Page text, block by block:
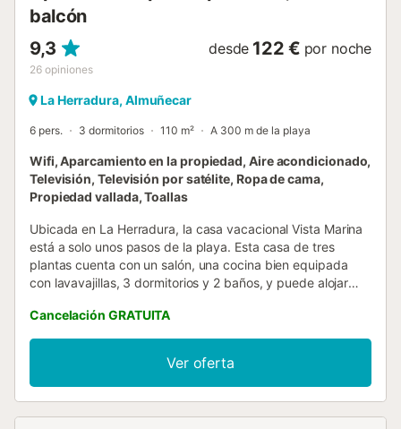
balcón
9,3
26 opiniones
desde 122 € por noche
La Herradura, Almuñecar
6 pers. 3 dormitorios 110 m² A 300 m de la playa
Wifi, Aparcamiento en la propiedad, Aire acondicionado,
Televisión, Televisión por satélite, Ropa de cama,
Propiedad vallada, Toallas
Ubicada en La Herradura, la casa vacacional Vista Marina
está a solo unos pasos de la playa. Esta casa de tres
plantas cuenta con un salón, una cocina bien equipada
con lavavajillas, 3 dormitorios y 2 baños, y puede alojar
incluyen Wi-Fi (apto para videollamadas), aire
acondicionado, lavadora y televisión. Bajo petición, hay
cuna y trona disponibles. El punto destacado de este
alojamiento es su zona exterior privada, que dispone de
muebles de jardín, una terraza abierta, una terraza
Cancelación GRATUITA
Ver oferta